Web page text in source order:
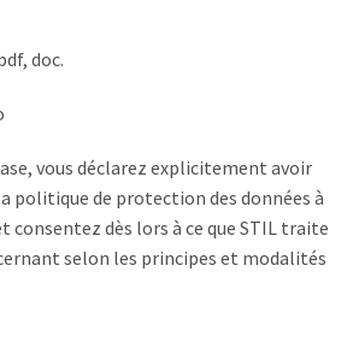
doc.
vous déclarez explicitement avoir
politique de protection des données à
consentez dès lors à ce que STIL traite
selon les principes et modalités